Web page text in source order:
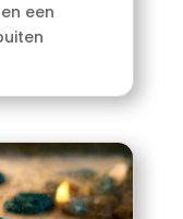
een